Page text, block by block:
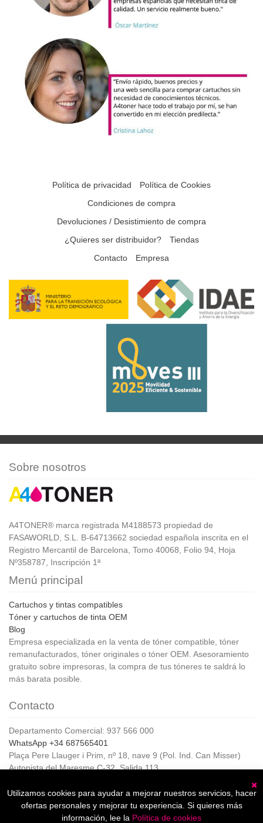
Política de privacidad
Política de Cookies
Condiciones de compra
Devoluciones / Desistimiento de compra
¿Quieres ser distribuidor?
Tiendas
Contacto
Empresa
Sobre nosotros
A4TONER® marca registrada M4188573 propiedad de
FASAWORLD, S.L. B-64713662 sociedad española inscrita en el
Registro Mercantil de Barcelona, Tomo 40068, Folio 94, Hoja
Nº358787, Inscripción 1ª
Menú principal
Cartuchos y tintas compatibles
Tóner y cartuchos de tinta OEM
Blog
Empresa especializada en la venta de tóner compatible, tóner
remanufacturados, tóner originales o tóner OEM. Asesoramiento
gratuito sobre impresoras, la compra de tus tóneres te saldrá lo
más barata posible.
Contacto
Departamento Comercial: 937 566 000
WhatsApp +34 687565401
Plaça Pere Llauger i Prim, nº 18, nave 9 (Pol. Ind. Can Misser)
Autopista del Maresme C-32, Salida 113
Horario de Atención al cliente:
De lunes a jueves de 8:00 a 17:00,
Viernes de 8:00 a 15:00
Utilizamos cookies para ayudar a mejorar nuestros servicios, hacer
ofertas personales y mejorar tu experiencia. Si quieres más
información, lee la Política de cookies